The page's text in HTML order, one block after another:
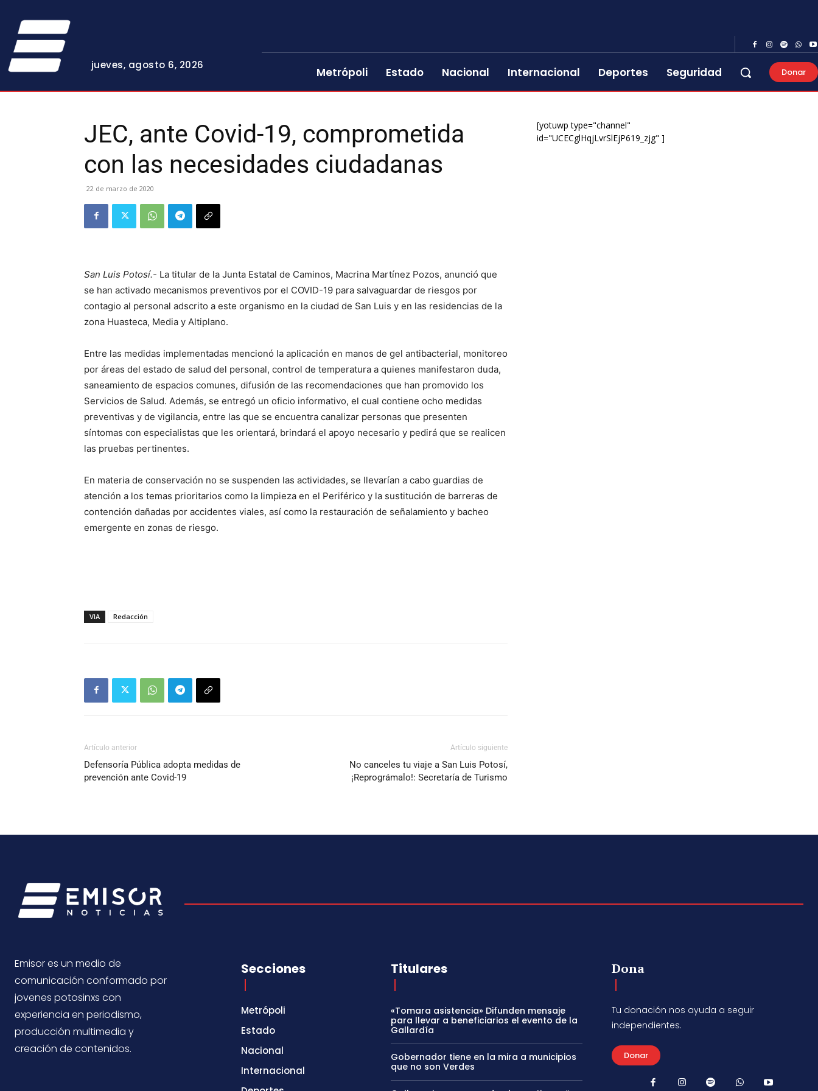
jueves, agosto 6, 2026
Metrópoli Estado Nacional Internacional Deportes Seguridad Donar
JEC, ante Covid-19, comprometida
con las necesidades ciudadanas
22 de marzo de 2020
San Luis Potosí.- La titular de la Junta Estatal de Caminos, Macrina Martínez Pozos, anunció que
se han activado mecanismos preventivos por el COVID-19 para salvaguardar de riesgos por
contagio al personal adscrito a este organismo en la ciudad de San Luis y en las residencias de la
zona Huasteca, Media y Altiplano.
Entre las medidas implementadas mencionó la aplicación en manos de gel antibacterial, monitoreo
por áreas del estado de salud del personal, control de temperatura a quienes manifestaron duda,
saneamiento de espacios comunes, difusión de las recomendaciones que han promovido los
Servicios de Salud. Además, se entregó un oficio informativo, el cual contiene ocho medidas
preventivas y de vigilancia, entre las que se encuentra canalizar personas que presenten
síntomas con especialistas que les orientará, brindará el apoyo necesario y pedirá que se realicen
las pruebas pertinentes.
En materia de conservación no se suspenden las actividades, se llevarían a cabo guardias de
atención a los temas prioritarios como la limpieza en el Periférico y la sustitución de barreras de
contención dañadas por accidentes viales, así como la restauración de señalamiento y bacheo
emergente en zonas de riesgo.
VIA Redacción
Artículo anterior
Defensoría Pública adopta medidas de
prevención ante Covid-19
Artículo siguiente
No canceles tu viaje a San Luis Potosí,
¡Reprográmalo!: Secretaría de Turismo
[yotuwp type="channel"
id="UCECglHqjLvrSlEjP619_zjg" ]
Emisor es un medio de
comunicación conformado por
jovenes potosinxs con
experiencia en periodismo,
producción multimedia y
creación de contenidos.
Secciones
Metrópoli
Estado
Nacional
Internacional
Titulares
«Tomara asistencia» Difunden mensaje
para llevar a beneficiarios el evento de la
Gallardía
Gobernador tiene en la mira a municipios
que no son Verdes
Dona
Tu donación nos ayuda a seguir
independientes.
Donar